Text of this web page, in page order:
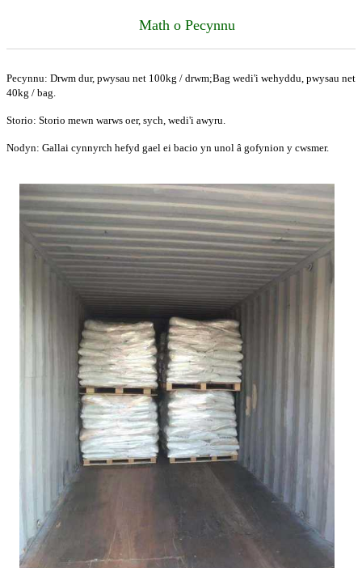
Math o Pecynnu
Pecynnu: Drwm dur, pwysau net 100kg / drwm;Bag wedi'i wehyddu, pwysau net
40kg / bag.
Storio: Storio mewn warws oer, sych, wedi'i awyru.
Nodyn: Gallai cynnyrch hefyd gael ei bacio yn unol â gofynion y cwsmer.